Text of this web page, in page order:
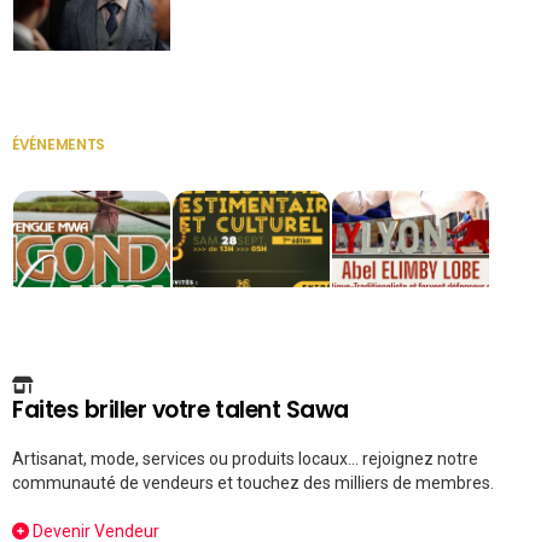
ÉVÉNEMENTS
Faites briller votre talent Sawa
Artisanat, mode, services ou produits locaux... rejoignez notre
communauté de vendeurs et touchez des milliers de membres.
Devenir Vendeur